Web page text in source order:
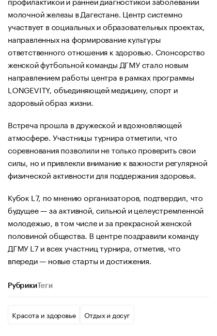
молочной железы в Дагестане. Центр системно
участвует в социальных и образовательных проектах,
направленных на формирование культуры
ответственного отношения к здоровью. Спонсорство
женской футбольной команды ДГМУ стало новым
направлением работы центра в рамках программы
LONGEVITY, объединяющей медицину, спорт и
здоровый образ жизни.
Встреча прошла в дружеской и вдохновляющей
атмосфере. Участницы турнира отметили, что
соревнования позволили не только проверить свои
силы, но и привлекли внимание к важности регулярной
физической активности для поддержания здоровья.
Кубок L7, по мнению организаторов, подтвердил, что
будущее — за активной, сильной и целеустремленной
молодежью, в том числе и за прекрасной женской
половиной общества. В центре поздравили команду
ДГМУ L7 и всех участниц турнира, отметив, что
впереди — новые старты и достижения.
Рубрики Теги
Красота и здоровье Отдых и досуг